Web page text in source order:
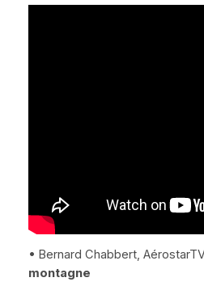
• Bernard Chabbert,
montagne